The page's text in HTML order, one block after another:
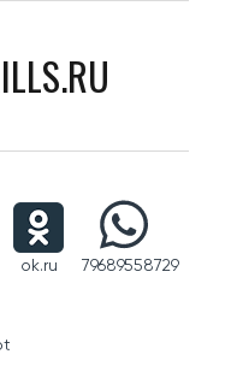
ok.ru 79689558729